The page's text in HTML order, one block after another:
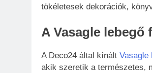
tökéletesek dekorációk,
A Vasagle
A Deco24 által kínált Vasagle
akik szeretik a természetes,